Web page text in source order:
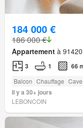
184 000 €
186 000 €
Appartement à
3 1 66
Balcon Chauffage Cave
Il y a 30+ jours
LEBONCOIN